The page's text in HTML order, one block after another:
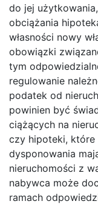
do jej
obciążania
własności nowy
obowiązki
tym
regulowanie
podatek od
powinien być
ciążących na
czy hipoteki, które
dysponowania
nieruchomości z
nabywca może
ramach